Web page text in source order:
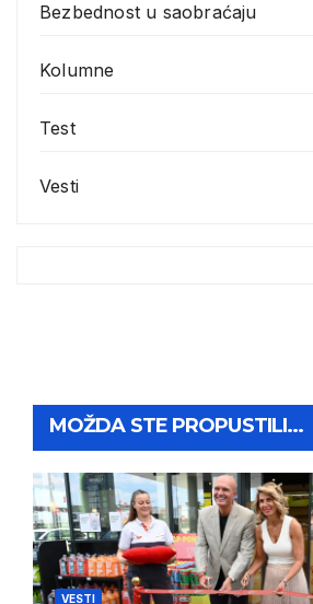
Bezbednost u saobraćaju
Kolumne
Test
Vesti
MOŽDA STE PROPUSTILI...
VESTI